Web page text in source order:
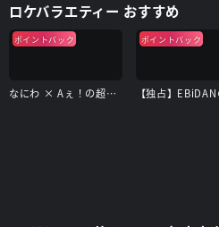
ロケバラエティー おすすめ
ポイントバック
なにわ × Aぇ！の超合体できるかな？
ポイントバック